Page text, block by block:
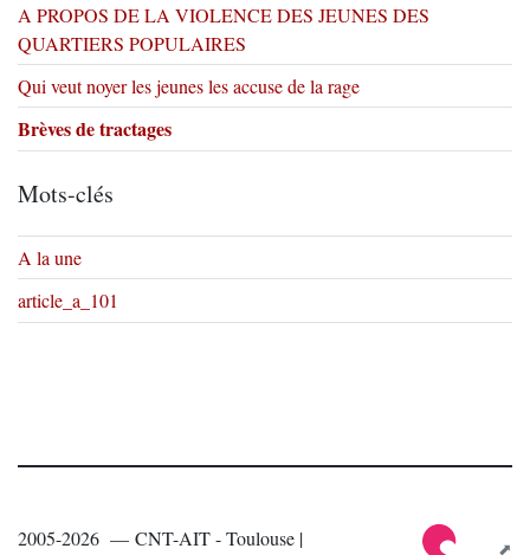
A PROPOS DE LA VIOLENCE DES JEUNES DES
QUARTIERS POPULAIRES
Qui veut noyer les jeunes les accuse de la rage
Brèves de tractages
Mots-clés
A la une
article_a_101
2005-2026 — CNT-AIT - Toulouse |